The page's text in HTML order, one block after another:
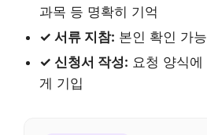
과목 등 명확히 기억
✓ 서류 지참: 본인 확인 가
✓ 신청서 작성: 요청 양식
게 기입